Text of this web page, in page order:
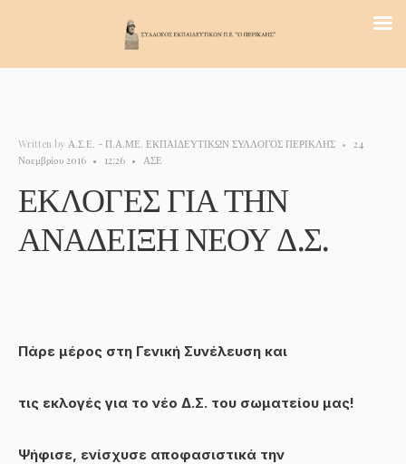
Written by Α.Σ.Ε. - Π.Α.ΜΕ. ΕΚΠΑΙΔΕΥΤΙΚΩΝ ΣΥΛΛΟΓΟΣ ΠΕΡΙΚΛΗΣ • 24
Νοεμβρίου 2016 • 12:26 • ΑΣΕ
ΕΚΛΟΓΕΣ ΓΙΑ ΤΗΝ
ΑΝΑΔΕΙΞΗ ΝΕΟΥ Δ.Σ.
Πάρε μέρος στη Γενική Συνέλευση και
τις εκλογές για το νέο Δ.Σ. του σωματείου μας!
Ψήφισε, ενίσχυσε αποφασιστικά την